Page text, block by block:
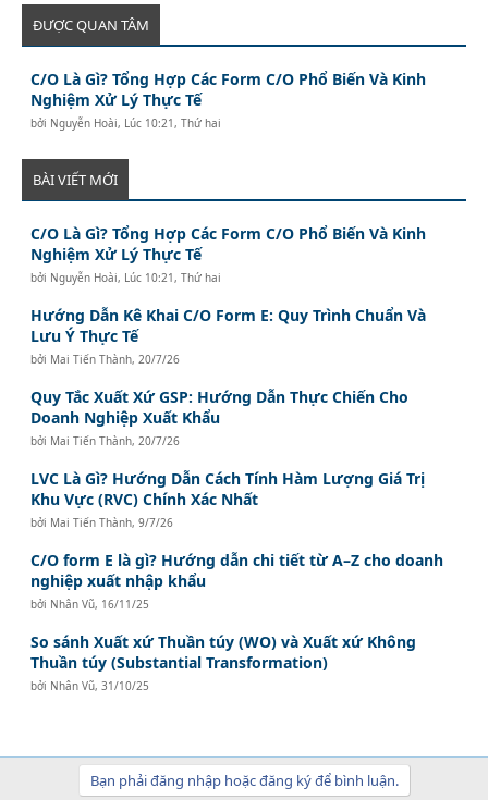
ĐƯỢC QUAN TÂM
C/O Là Gì? Tổng Hợp Các Form C/O Phổ Biến Và Kinh
Nghiệm Xử Lý Thực Tế
bởi Nguyễn Hoài, Lúc 10:21, Thứ hai
BÀI VIẾT MỚI
C/O Là Gì? Tổng Hợp Các Form C/O Phổ Biến Và Kinh
Nghiệm Xử Lý Thực Tế
bởi Nguyễn Hoài, Lúc 10:21, Thứ hai
Hướng Dẫn Kê Khai C/O Form E: Quy Trình Chuẩn Và
Lưu Ý Thực Tế
bởi Mai Tiến Thành,20/7/26
Quy Tắc Xuất Xứ GSP: Hướng Dẫn Thực Chiến Cho
Doanh Nghiệp Xuất Khẩu
bởi Mai Tiến Thành,20/7/26
LVC Là Gì? Hướng Dẫn Cách Tính Hàm Lượng Giá Trị
Khu Vực (RVC) Chính Xác Nhất
bởi Mai Tiến Thành,9/7/26
C/O form E là gì? Hướng dẫn chi tiết từ A–Z cho doanh
nghiệp xuất nhập khẩu
bởi Nhân Vũ, 16/11/25
So sánh Xuất xứ Thuần túy (WO) và Xuất xứ Không
Thuần túy (Substantial Transformation)
bởi Nhân Vũ,31/10/25
Bạn phải đăng nhập hoặc đăng ký để bình luận.